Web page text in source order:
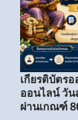
เกียรติบัตร
ออนไลน์ วัน
ผ่านเกณฑ์